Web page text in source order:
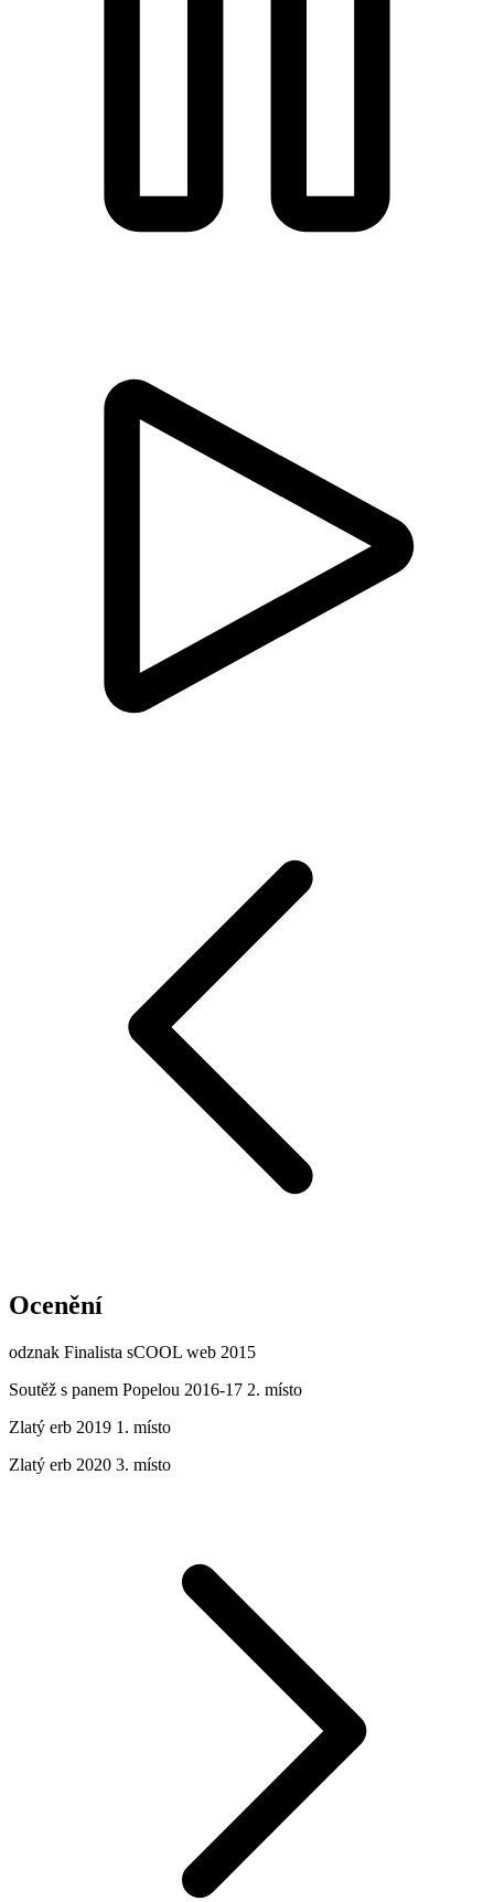
Ocenění
odznak Finalista sCOOL web 2015
Soutěž s panem Popelou 2016-17 2. místo
Zlatý erb 2019 1. místo
Zlatý erb 2020 3. místo